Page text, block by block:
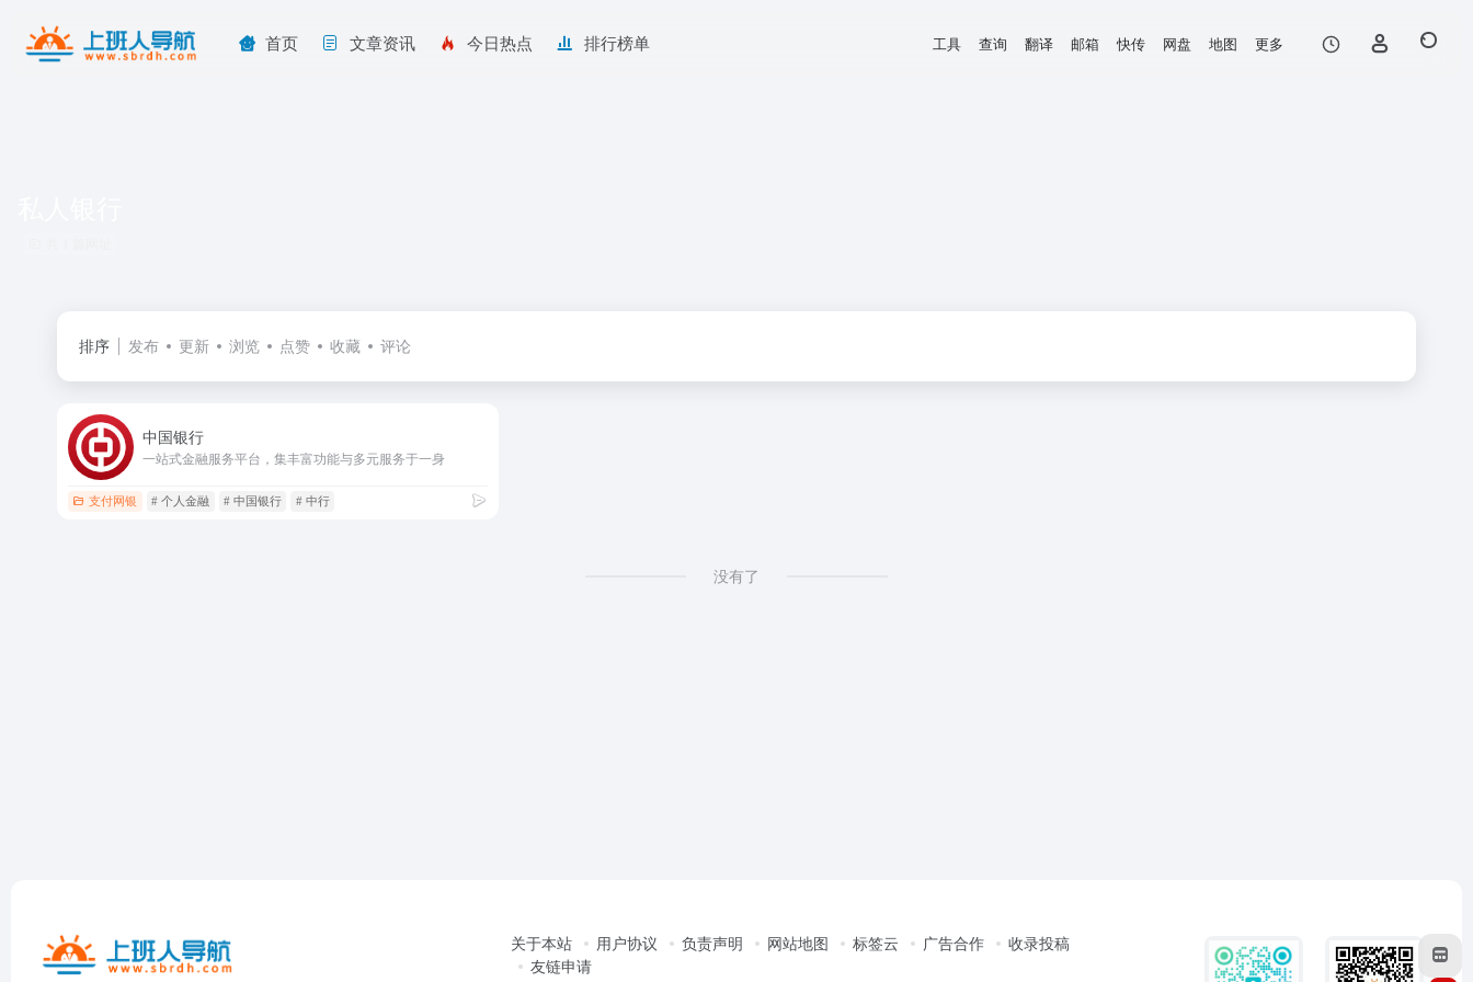
首页 文章资讯 今日热点 排行榜单 工具 查询 翻译 邮箱 快传 网盘 地图 更多
排序 发布 更新 浏览 点赞 收藏 评论
中国银行
一站式金融服务平台，集丰富功能与多元服务于一身
支付网银 # 个人金融 # 中国银行 # 中行
没有了
关于本站 用户协议 负责声明 网站地图 标签云 广告合作
收录投稿
友链申请